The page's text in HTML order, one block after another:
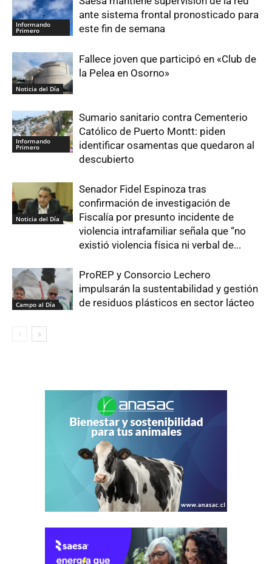
Informando
Primero
ante sistema frontal pronosticado para
este fin de semana
Noticia del Día
Fallece joven que participó en «Club de
la Pelea en Osorno»
Informando
Primero
Sumario sanitario contra Cementerio
Católico de Puerto Montt: piden
identificar osamentas que quedaron al
descubierto
Noticia del Día
Senador Fidel Espinoza tras
confirmación de investigación de
Fiscalía por presunto incidente de
violencia intrafamiliar señala que “no
existió violencia física ni verbal de...
Campo al Día
ProREP y Consorcio Lechero
impulsarán la sustentabilidad y gestión
de residuos plásticos en sector lácteo